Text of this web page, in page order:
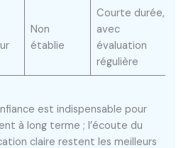
Non
établie
Courte durée,
avec
évaluation
régulière
est indispensable pour
à long terme ; l’écoute du
claire restent les meilleurs